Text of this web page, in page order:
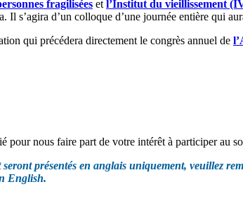
fragilisées etl’Institut du vieillissement
Il s’agira d’un colloque d’une journée entière qui
qui précédera directement le congrès annuel de
pour nous faire part de votre intérêt à participer au
seront présentés en anglais uniquement, veuillez
English.